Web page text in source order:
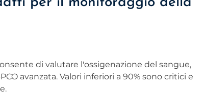
di valutare l'ossigenazione del sangue,
avanzata. Valori inferiori a 90% sono critici e